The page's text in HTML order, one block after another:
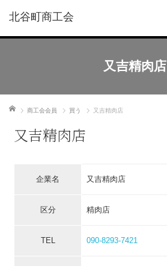
北谷町商工会
又吉精肉店
ホーム 商工会会員 買う 又吉精肉店
又吉精肉店
企業名 又吉精肉店
区分 精肉店
TEL 090-8293-7421